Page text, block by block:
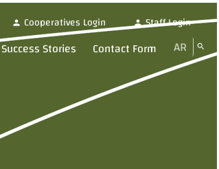
person Cooperatives Login person Staff Login
Success Stories Contact Form AR search